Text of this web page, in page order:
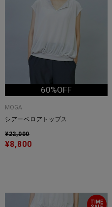
60%OFF
MOGA
シアーベロアトップス
¥22,000
¥8,800
TIME